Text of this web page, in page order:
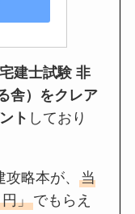
建士試験 非
舎）をクレア
ト しており
略本が、
当
」でもらえ